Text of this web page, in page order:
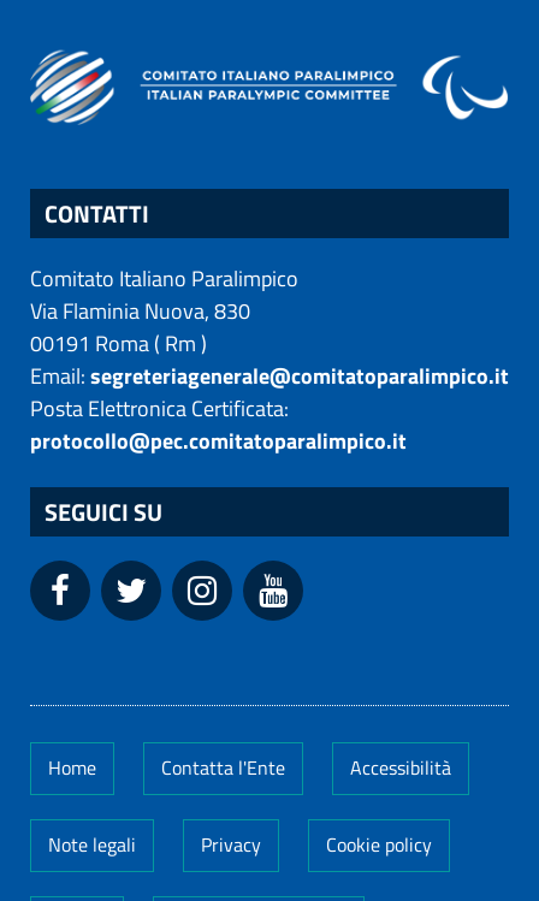
CONTATTI
Comitato Italiano Paralimpico
Via Flaminia Nuova, 830
00191 Roma( Rm)
Email:segreteriagenerale@comitatoparalimpico.it
Posta Elettronica Certificata:
protocollo@pec.comitatoparalimpico.it
SEGUICI SU
Home Contatta l'Ente Accessibilità
Note legali Privacy Cookie policy